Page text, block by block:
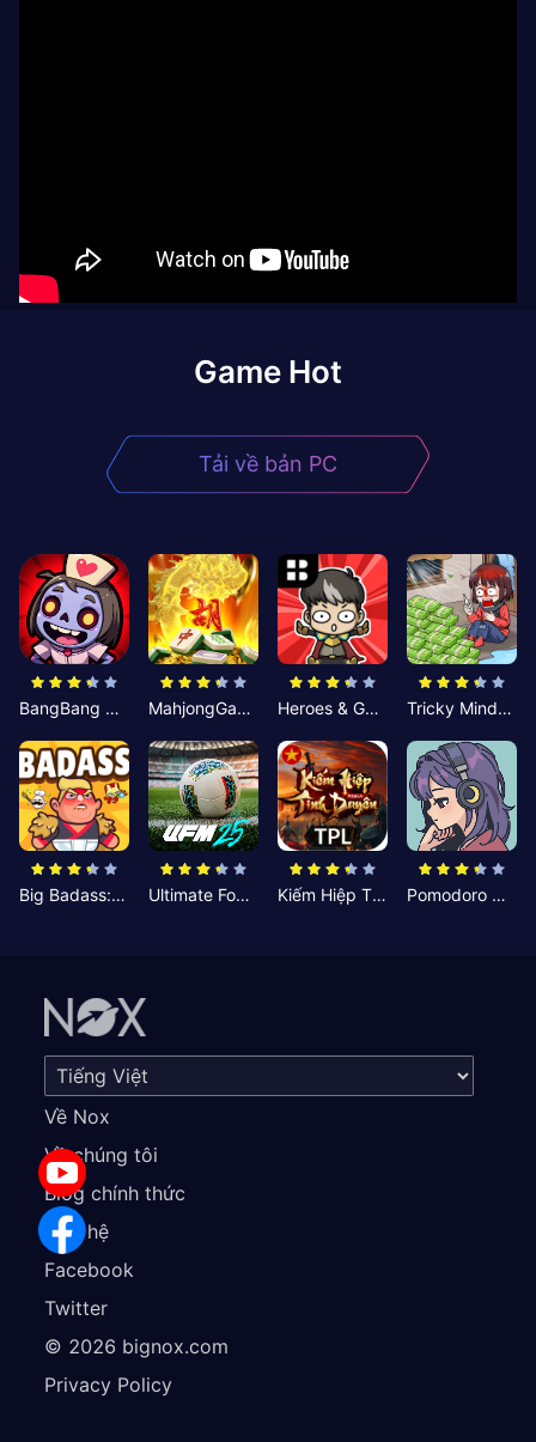
Game Hot
Tải về bản PC
BangBang Zombies:Chiến Shelter MahjongGame Heroes & Gear? Yoink! Tricky Minds: Brainy Puzzle
Big Badass: Game AFK Idle RPG Ultimate Football Manager Kiếm Hiệp Tình Duyên Pomodoro Nhỏ: Giờ Tập Trung
Về Nox
Về chúng tôi
Blog chính thức
Liên hệ
Facebook
Twitter
© 2026 bignox.com
Privacy Policy